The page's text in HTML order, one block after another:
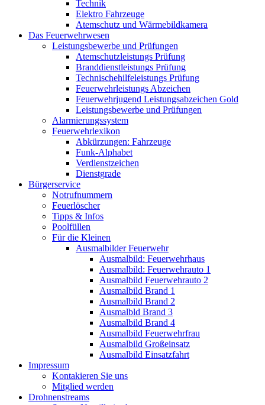
Technik
Elektro Fahrzeuge
Atemschutz und Wärmebildkamera
Das Feuerwehrwesen
Leistungsbewerbe und Prüfungen
Atemschutzleistungs Prüfung
Branddienstleistungs Prüfung
Technischehilfeleistungs Prüfung
Feuerwehrleistungs Abzeichen
Feuerwehrjugend Leistungsabzeichen Gold
Leistungsbewerbe und Prüfungen
Alarmierungssystem
Feuerwehrlexikon
Abkürzungen: Fahrzeuge
Funk-Alphabet
Verdienstzeichen
Dienstgrade
Bürgerservice
Notrufnummern
Feuerlöscher
Tipps & Infos
Poolfüllen
Für die Kleinen
Ausmalbilder Feuerwehr
Ausmalbild: Feuerwehrhaus
Ausmalbild: Feuerwehrauto 1
Ausmalbild Feuerwehrauto 2
Ausmalbild Brand 1
Ausmalbild Brand 2
Ausmalbld Brand 3
Ausmalbild Brand 4
Ausmalbild Feuerwehrfrau
Ausmalbild Großeinsatz
Ausmalbild Einsatzfahrt
Impressum
Kontakieren Sie uns
Mitglied werden
Drohnenstreams